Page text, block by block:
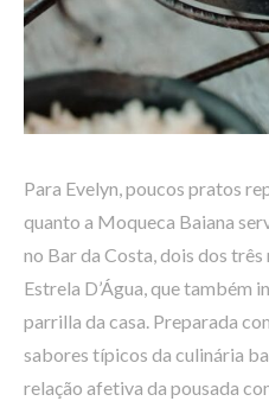
Para Evelyn, poucos pratos
quanto a Moqueca Baiana
no Bar da Costa, dois dos
Estrela D’Água, que também
parrilla da casa. Preparada
sabores típicos da culinária
relação afetiva da pousada